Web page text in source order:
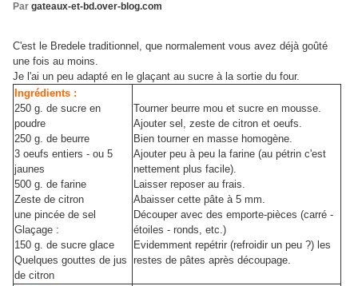
Par gateaux-et-bd.over-blog.com
C'est le Bredele traditionnel, que normalement vous avez déjà goûté
une fois au moins.
Je l'ai un peu adapté en le glaçant au sucre à la sortie du four.
Ingrédients :
250 g. de sucre en
poudre
250 g. de beurre
3 oeufs entiers - ou 5
jaunes
500 g. de farine
Zeste de citron
une pincée de sel
Glaçage :
150 g. de sucre glace
Quelques gouttes de jus
de citron
Tourner beurre mou et sucre en mousse.
Ajouter sel, zeste de citron et oeufs.
Bien tourner en masse homogène.
Ajouter peu à peu la farine (au pétrin c'est
nettement plus facile).
Laisser reposer au frais.
Abaisser cette pâte à 5 mm.
Découper avec des emporte-pièces (carré -
étoiles - ronds, etc.)
Evidemment repétrir (refroidir un peu ?) les
restes de pâtes après découpage.